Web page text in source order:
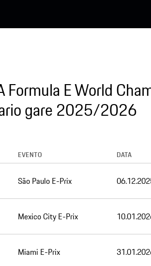
Formula E World
gare 2025/2026
EVENTO DATA
São Paulo E-Prix
Mexico City E-Prix
Miami E-Prix